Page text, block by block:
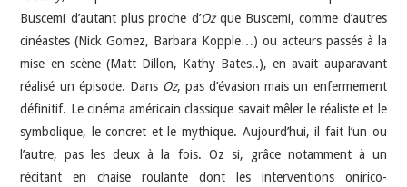
Buscemi d’autant plus proche d’Ozque Buscemi, comme d’autres
cinéastes (Nick Gomez, Barbara Kopple…) ou acteurs passés à la
mise en scène (Matt Dillon, Kathy Bates..), en avait auparavant
réalisé un épisode. Dans Oz, pas d’évasion mais un enfermement
définitif. Le cinéma américain classique savait mêler le réaliste et le
symbolique, le concret et le mythique. Aujourd’hui, il fait l’un ou
l’autre, pas les deux à la fois. Oz si, grâce notamment à un
récitant en chaise roulante dont les interventions onirico-